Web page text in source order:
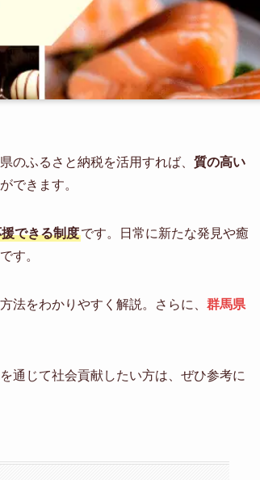
のふるさと納税を活用すれば、 質の高い
できます。
できる制度です。日常に新たな発見や癒
す。
法をわかりやすく解説。さらに、 群馬県
通じて社会貢献したい方は、ぜひ参考に